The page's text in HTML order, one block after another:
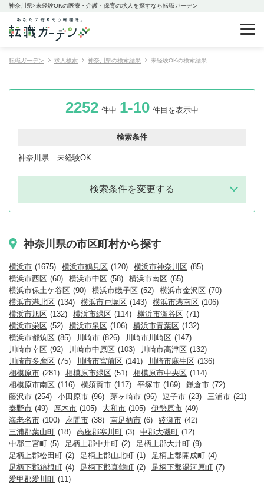
神奈川県×未経験OKの医療・介護・保育の求人を探すなら転職ガーデン
転職ガーデン 求人検索 神奈川県の検索結果 未経験OKの検索結果
2252 件中 1-10 件目を表示中
検索条件
神奈川県 未経験OK
検索条件を変更する
神奈川県の市区町村から探す
横浜市 (1675) 横浜市鶴見区 (120) 横浜市神奈川区 (85)
横浜市西区 (60) 横浜市中区 (58) 横浜市南区 (65)
横浜市保土ケ谷区 (90) 横浜市磯子区 (52) 横浜市金沢区 (70)
横浜市港北区 (134) 横浜市戸塚区 (143) 横浜市港南区 (106)
横浜市旭区 (132) 横浜市緑区 (114) 横浜市瀬谷区 (71)
横浜市栄区 (52) 横浜市泉区 (106) 横浜市青葉区 (132)
横浜市都筑区 (85) 川崎市 (826) 川崎市川崎区 (147)
川崎市幸区 (92) 川崎市中原区 (103) 川崎市高津区 (132)
川崎市多摩区 (75) 川崎市宮前区 (141) 川崎市麻生区 (136)
相模原市 (281) 相模原市緑区 (51) 相模原市中央区 (114)
相模原市南区 (116) 横須賀市 (117) 平塚市 (169) 鎌倉市 (72)
藤沢市 (254) 小田原市 (96) 茅ヶ崎市 (96) 逗子市 (23) 三浦市 (21)
秦野市 (49) 厚木市 (105) 大和市 (105) 伊勢原市 (49)
海老名市 (100) 座間市 (38) 南足柄市 (6) 綾瀬市 (42)
三浦郡葉山町 (18) 高座郡寒川町 (3) 中郡大磯町 (12)
中郡二宮町 (5) 足柄上郡中井町 (2) 足柄上郡大井町 (9)
足柄上郡松田町 (2) 足柄上郡山北町 (1) 足柄上郡開成町 (4)
足柄下郡箱根町 (4) 足柄下郡真鶴町 (2) 足柄下郡湯河原町 (7)
愛甲郡愛川町 (11)